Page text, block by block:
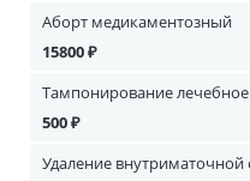
Аборт медикаментозный
15800 ₽
Тампонирование
500 ₽
Удаление внутриматочной